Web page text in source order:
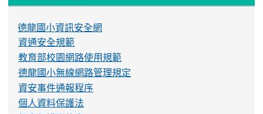
德龍國小資訊安全網
資通安全規範
教育部校園網路使用規範
德龍國小無線網路管理規定
資安事件通報程序
個人資料保護法